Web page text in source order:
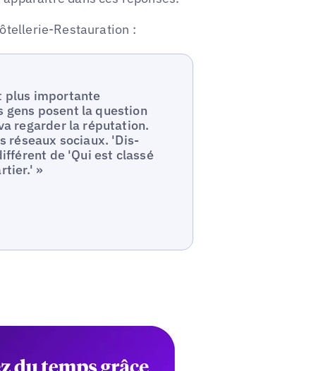
Restauration :
plus importante
gens posent la question
regarder la réputation.
réseaux sociaux. 'Dis-
de 'Qui est classé
»